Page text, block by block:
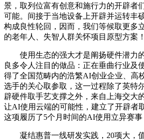
景，取列位富有创意和施行力的开辟者
可能。间接于当地设备上开辟并运转丰
构成良性轮回，因而，我们等候取更多
的老年人、失智人群关怀项目原型方案！
使用生态的强大才是阐扬硬件潜力
良多令人注目的做品：正在垂曲行业及
得了全国范畴内的浩繁AI创业企业、高
选手的关心取参取，这一过程除了英特
辟硬件取手艺支撑之外，来自上海交大
让AI使用云端的可能性，建立了开辟者
这项履历了5个月时间的AI使用立异赛事
凝结惠普一线研发实践，20项大，